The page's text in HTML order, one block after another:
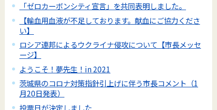
「ゼロカーボンシティ宣言」を共同表明しました。
【輸血用血液が不足しております。献血にご協力くださ
い】
ロシア連邦によるウクライナ侵攻について【市長メッセ
ージ】
ようこそ！夢先生！in 2021
茨城県のコロナ対策指針引上げに伴う市長コメント（1
月20日発表）
投票日が決定しました